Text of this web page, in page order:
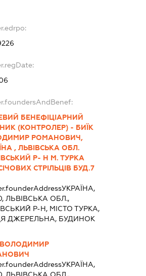
БЕНЕФІЦІАРНИЙ
(КОНТРОЛЕР) - БИЇК
РОМАНОВИЧ,
, ЛЬВІВСЬКА ОБЛ.
Р- Н М. ТУРКА
СТРІЛЬЦІВ БУД.7
УКРАЇНА,
ЛЬВІВСЬКА ОБЛ.,
Р-Н, МІСТО ТУРКА,
ДЖЕРЕЛЬНА, БУДИНОК
ВОЛОДИМИР
УКРАЇНА,